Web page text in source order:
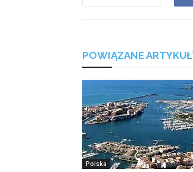
POWIĄZANE
Polska